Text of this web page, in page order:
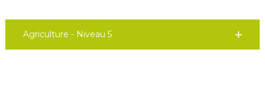
Agriculture - Niveau 5